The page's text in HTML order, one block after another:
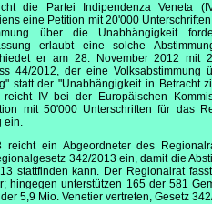
die Partei Indipendenza Veneta
eine Petition mit 20'000
über die Unabhängigkeit
erlaubt eine solche
er am 28. November 2012 mit
44/2012, der eine Volksabstimmung
statt der "Unabhängigkeit in Betracht
IV bei der Europäischen
mit 50'000 Unterschriften für das
ein.
reicht ein Abgeordneter des
342/2013 ein, damit die
stattfinden kann. Der Regionalrat
hingegen unterstützen 165 der 581
5,9 Mio. Venetier vertreten, Gesetz